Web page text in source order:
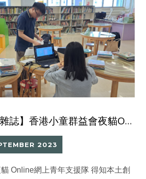
【Capital資本雜誌】香港小童群益會夜貓Online 聯同 本地創科Million Tech 推展「智能圖書館項目助理」計劃
2023
Online網上青年支援隊 得知本土創